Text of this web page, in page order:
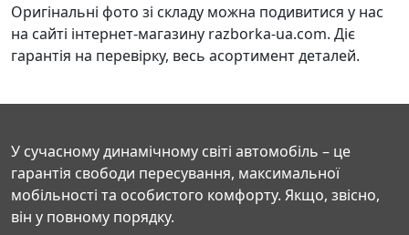
Оригінальні фото зі складу можна подивитися у нас
на сайті інтернет-магазину razborka-ua.com. Діє
гарантія на перевірку, весь асортимент деталей.
У сучасному динамічному світі автомобіль – це
гарантія свободи пересування, максимальної
мобільності та особистого комфорту. Якщо, звісно,
він у повному порядку.